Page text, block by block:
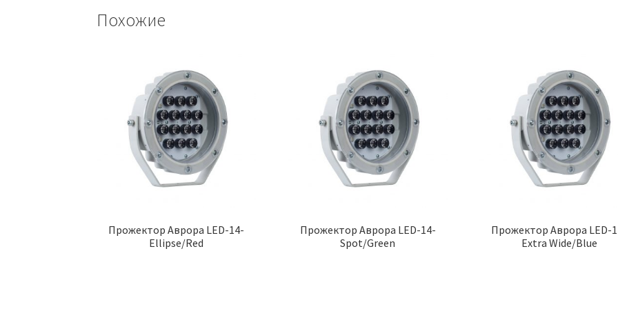
Похожие
Прожектор Аврора LED-14-
Ellipse/Red
Прожектор Аврора LED-14-
Spot/Green
Прожектор Аврора LED-
Extra Wide/Blue